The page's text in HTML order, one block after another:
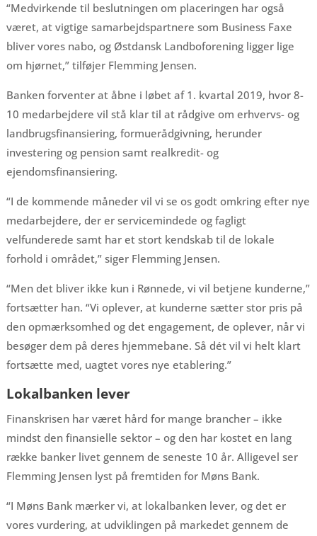
“Medvirkende til beslutningen om placeringen har også
været, at vigtige samarbejdspartnere som Business Faxe
bliver vores nabo, og Østdansk Landboforening ligger lige
om hjørnet,” tilføjer Flemming Jensen.
Banken forventer at åbne i løbet af 1. kvartal 2019, hvor 8-
10 medarbejdere vil stå klar til at rådgive om erhvervs- og
landbrugsfinansiering, formuerådgivning, herunder
investering og pension samt realkredit- og
ejendomsfinansiering.
“I de kommende måneder vil vi se os godt omkring efter nye
medarbejdere, der er servicemindede og fagligt
velfunderede samt har et stort kendskab til de lokale
forhold i området,” siger Flemming Jensen.
“Men det bliver ikke kun i Rønnede, vi vil betjene kunderne,”
fortsætter han. “Vi oplever, at kunderne sætter stor pris på
den opmærksomhed og det engagement, de oplever, når vi
besøger dem på deres hjemmebane. Så dét vil vi helt klart
fortsætte med, uagtet vores nye etablering.”
Lokalbanken lever
Finanskrisen har været hård for mange brancher – ikke
mindst den finansielle sektor – og den har kostet en lang
række banker livet gennem de seneste 10 år. Alligevel ser
Flemming Jensen lyst på fremtiden for Møns Bank.
“I Møns Bank mærker vi, at lokalbanken lever, og det er
vores vurdering, at udviklingen på markedet gennem de